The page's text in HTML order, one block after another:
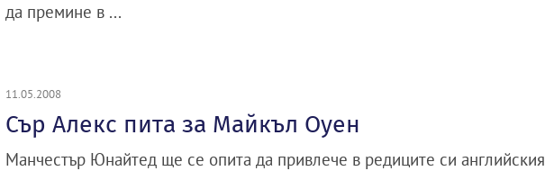
да премине в ...
11.05.2008
Сър Алекс пита за Майкъл Оуен
Манчестър Юнайтед ще се опита да привлече в редиците си английския